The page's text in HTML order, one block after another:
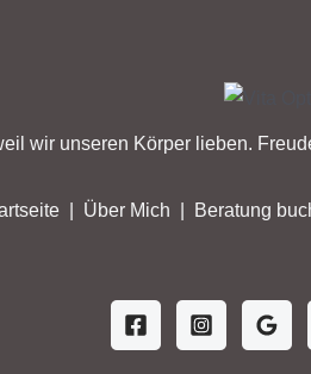
wir unseren Körper lieben.
Über Mich Beratung